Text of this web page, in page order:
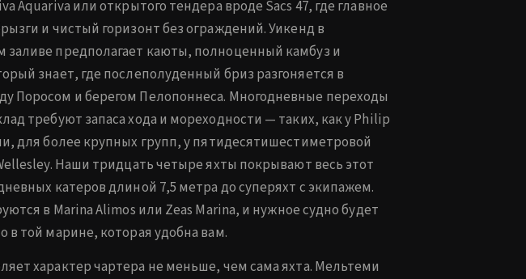
Aquariva или открытого тендера вроде Sacs 47, где главное
и чистый горизонт без ограждений. Уикенд в
заливе предполагает каюты, полноценный камбуз и
знает, где послеполуденный бриз разгоняется в
Поросом и берегом Пелопоннеса. Многодневные переходы
требуют запаса хода и мореходности — таких, как у Philip
для более крупных групп, у пятидесятишестиметровой
Наши тридцать четыре яхты покрывают весь этот
катеров длиной 7,5 метра до суперяхт с экипажем.
в Marina Alimos или Zeas Marina, и нужное судно будет
в той марине, которая удобна вам.
характер чартера не меньше, чем сама яхта. Мельтеми